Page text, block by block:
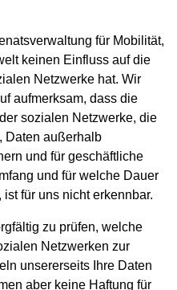
für Mobilität,
keinen Einfluss auf die
Netzwerke hat. Wir
aufmerksam, dass die
sozialen Netzwerke, die
Daten außerhalb
und für geschäftliche
und für welche Dauer
für uns nicht erkennbar.
zu prüfen, welche
Netzwerken zur
unsererseits Ihre Daten
aber keine Haftung für